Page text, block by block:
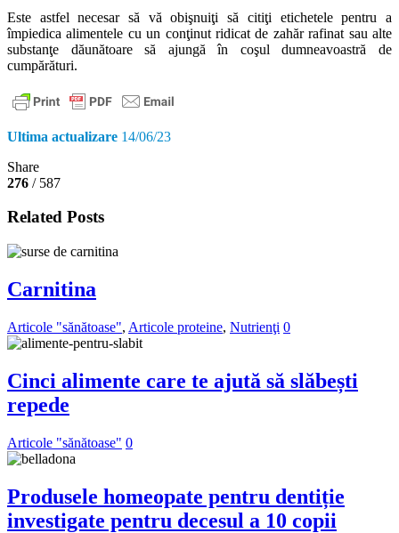
Este astfel necesar să vă obişnuiţi să citiţi etichetele pentru a
împiedica alimentele cu un conţinut ridicat de zahăr rafinat sau alte
substanţe dăunătoare să ajungă în coşul dumneavoastră de
cumpărături.
Ultima actualizare 14/06/23
Share
276 / 587
Related Posts
Carnitina
Articole "sănătoase", Articole proteine, Nutrienţi 0
Cinci alimente care te ajută să slăbești
repede
Articole "sănătoase" 0
Produsele homeopate pentru dentiție
investigate pentru decesul a 10 copii